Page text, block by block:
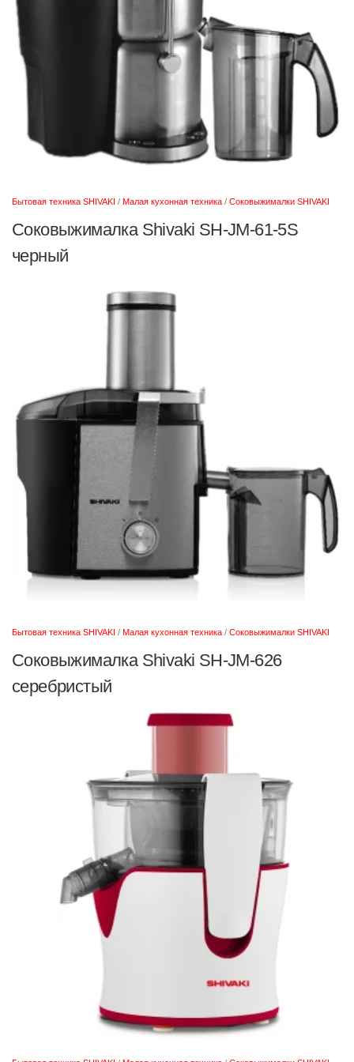
Бытовая техника SHIVAKI / Малая кухонная техника / Соковыжималки SHIVAKI
Соковыжималка Shivaki SH-JM-61-5S
черный
Бытовая техника SHIVAKI / Малая кухонная техника / Соковыжималки SHIVAKI
Соковыжималка Shivaki SH-JM-626
серебристый